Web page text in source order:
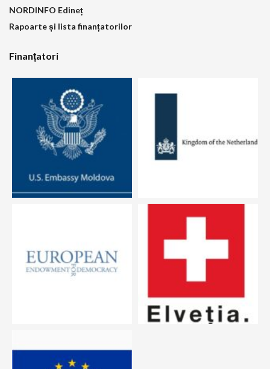
NORDINFO Edineț
Rapoarte și lista finanțatorilor
Finanțatori